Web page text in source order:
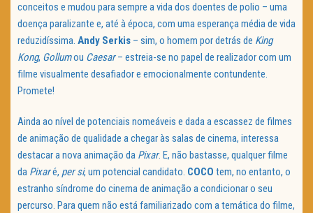
conceitos e mudou para sempre a vida dos doentes de polio – uma
doença paralizante e, até à época, com uma esperança média de vida
reduzidíssima. Andy Serkis – sim, o homem por detrás de King
Kong, Gollumou Caesar– estreia-se no papel de realizador com um
filme visualmente desafiador e emocionalmente contundente.
Promete!
Ainda ao nível de potenciais nomeáveis e dada a escassez de filmes
de animação de qualidade a chegar às salas de cinema, interessa
destacar a nova animação da Pixar. E, não bastasse, qualquer filme
da Pixaré, per si, um potencial candidato. COCO tem, no entanto, o
estranho síndrome do cinema de animação a condicionar o seu
percurso. Para quem não está familiarizado com a temática do filme,